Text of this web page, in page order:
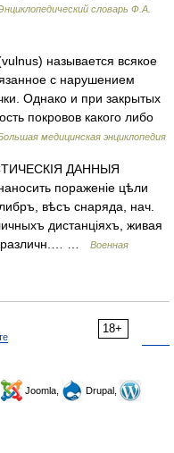
словарь Ф.А.
называется всякое
с нарушением
Однако и при закрытых
покровов какого либо
медицинская энциклопедия
ДАННЫЯ
пораженіе цѣли
вѣсъ снаряда, нач.
дистанціяхъ, живая
различн.… …
Военная
18+
Joomla,
Drupal,